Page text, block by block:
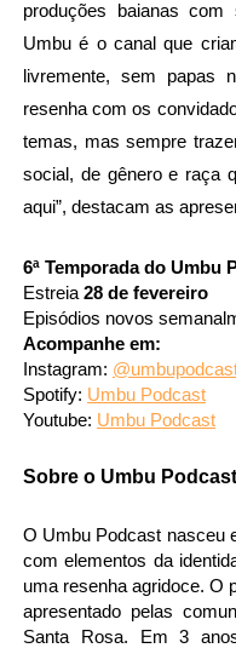
produções baianas
Umbu é o canal que
livremente, sem papas
resenha com os
temas, mas sempre
social, de gênero e raça
aqui”, destacam as
6ª Temporada do Umbu
Estreia 28 de fevereiro
Episódios novos
Acompanhe em:
Instagram:
Spotify: Umbu Podcast
Youtube: Umbu Podcast
Sobre o Umbu Podcast
O Umbu Podcast nasceu
com elementos da
uma resenha agridoce. O
apresentado pelas
Santa Rosa. Em 3